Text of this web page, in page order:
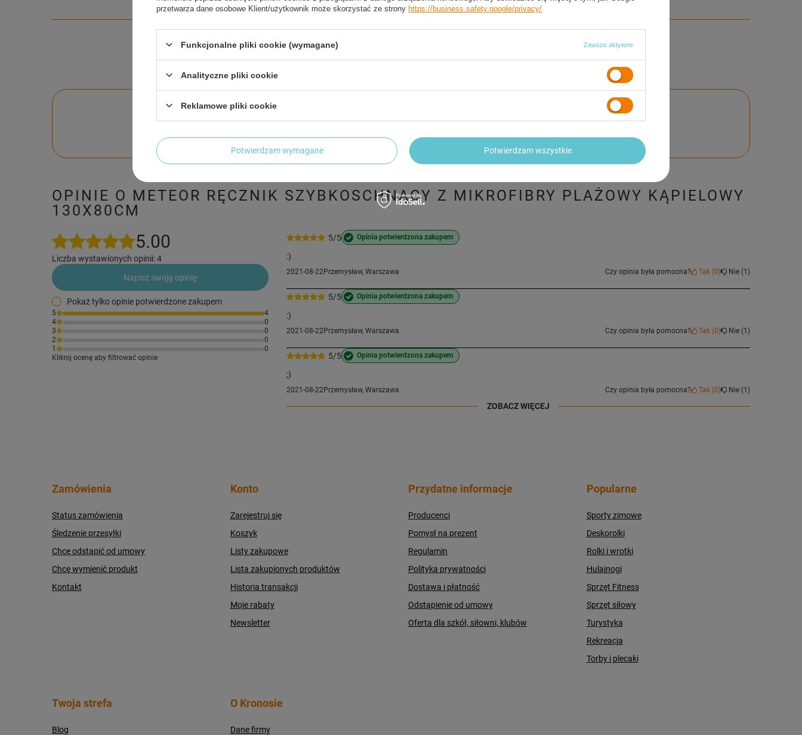
2 LETNIA GWARANCJA PRODUCENTA
2 Letnia Gwarancja Producenta
Potrzebujesz pomocy? Masz pytania?
publikując dla innych.
Zadaj pytanie
OPINIE O METEOR RĘCZNIK SZYBKOSCHNĄCY Z MIKROFIBRY PLAŻOWY KĄPIELOWY
130X80CM
5.00
Liczba wystawionych opinii: 4
Napisz swoją opinię
Pokaż tylko opinie potwierdzone zakupem
5
4
4
0
3
0
2
0
1
0
Kliknij ocenę aby filtrować opinie
5/5 Opinia potwierdzona zakupem
:)
2021-08-22Przemysław, Warszawa Czy opinia była pomocna? Tak 0 Nie 1
5/5 Opinia potwierdzona zakupem
:)
2021-08-22Przemysław, Warszawa Czy opinia była pomocna? Tak 0 Nie 1
5/5 Opinia potwierdzona zakupem
;)
2021-08-22Przemysław, Warszawa Czy opinia była pomocna? Tak 0 Nie 1
ZOBACZ WIĘCEJ
Zamówienia
Status zamówienia
Śledzenie przesyłki
Chcę odstąpić od umowy
Chcę wymienić produkt
Kontakt
Konto
Zarejestruj się
Koszyk
Listy zakupowe
Lista zakupionych produktów
Historia transakcji
Moje rabaty
Newsletter
Przydatne informacje
Producenci
Pomysł na prezent
Regulamin
Polityka prywatności
Dostawa i płatność
Odstąpienie od umowy
Oferta dla szkół, siłowni, klubów
Popularne
Sporty zimowe
Deskorolki
Rolki i wrotki
Hulajnogi
Sprzęt Fitness
Sprzęt siłowy
Turystyka
Rekreacja
Torby i plecaki
Twoja strefa
Blog
O Kronosie
Dane firmy
przetwarza dane osobowe Klient/użytkownik może skorzystać ze strony https://business.safety.google/privacy/
Funkcjonalne pliki cookie (wymagane) Zawsze aktywne
Analityczne pliki cookie
Reklamowe pliki cookie
Potwierdzam wymagane Potwierdzam wszystkie